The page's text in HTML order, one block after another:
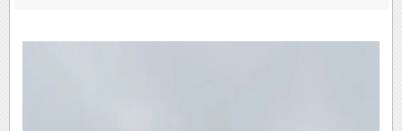
باشگاه مغز
اقتصاد
عصر ایران 2